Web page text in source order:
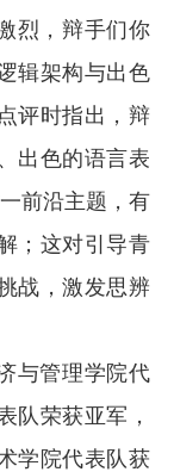
烈，辩手们你
辑架构与出色
评时指出，辩
出色的语言表
前沿主题，有
；这对引导青
战，激发思辨
与管理学院代
队荣获亚军，
学院代表队获